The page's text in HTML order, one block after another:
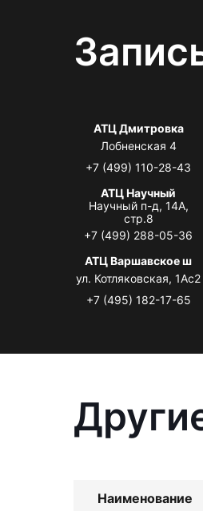
АТЦ Дмитровка
Лобненская 4
+7 (499) 110-28-43
АТЦ Научный
Научный п-д, 14А,
стр.8
+7 (499) 288-05-36
АТЦ Варшавское ш
ул. Котляковская, 1Ас2
+7 (495) 182-17-65
Наименование